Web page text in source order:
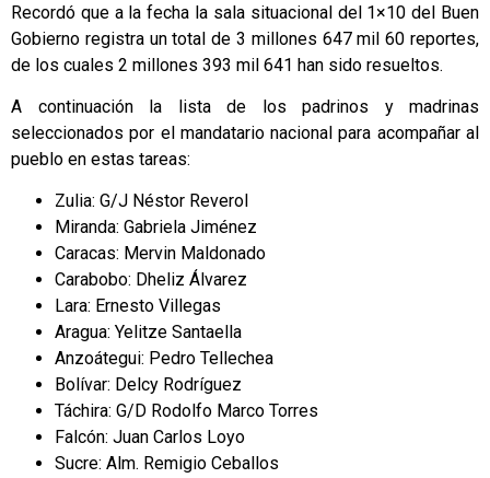
Recordó que a la fecha la sala situacional del 1×10 del Buen
Gobierno registra un total de 3 millones 647 mil 60 reportes,
de los cuales 2 millones 393 mil 641 han sido resueltos.
A continuación la lista de los padrinos y madrinas
seleccionados por el mandatario nacional para acompañar al
pueblo en estas tareas:
Zulia: G/J Néstor Reverol
Miranda: Gabriela Jiménez
Caracas: Mervin Maldonado
Carabobo: Dheliz Álvarez
Lara: Ernesto Villegas
Aragua: Yelitze Santaella
Anzoátegui: Pedro Tellechea
Bolívar: Delcy Rodríguez
Táchira: G/D Rodolfo Marco Torres
Falcón: Juan Carlos Loyo
Sucre: Alm. Remigio Ceballos